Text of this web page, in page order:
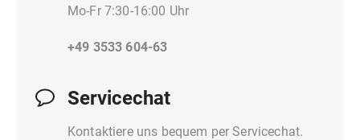
Mo-Fr 7:30-16:00 Uhr
+49 3533 604-63
Servicechat
Kontaktiere uns bequem per Servicechat.